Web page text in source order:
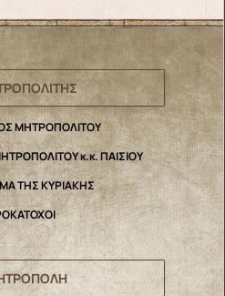
ΜΗΤΡΟΠΟΛΙΤΟΥ
κ.κ. ΠΑΙΣΙΟΥ
ΤΗΣ ΚΥΡΙΑΚΗΣ